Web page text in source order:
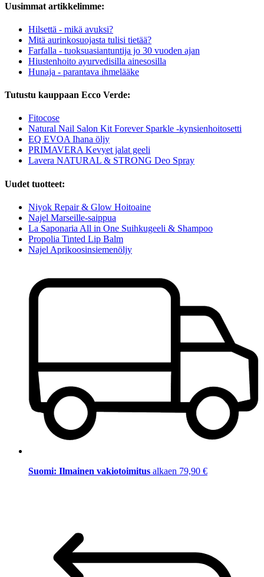
Uusimmat artikkelimme:
Hilsettä - mikä avuksi?
Mitä aurinkosuojasta tulisi tietää?
Farfalla - tuoksuasiantuntija jo 30 vuoden ajan
Hiustenhoito ayurvedisilla ainesosilla
Hunaja - parantava ihmelääke
Tutustu kauppaan Ecco Verde:
Fitocose
Natural Nail Salon Kit Forever Sparkle -kynsienhoitosetti
EQ EVOA Ihana öljy
PRIMAVERA Kevyet jalat geeli
Lavera NATURAL & STRONG Deo Spray
Uudet tuotteet:
Niyok Repair & Glow Hoitoaine
Najel Marseille-saippua
La Saponaria All in One Suihkugeeli & Shampoo
Propolia Tinted Lip Balm
Najel Aprikoosinsiemenöljy
Suomi: Ilmainen vakiotoimitus alkaen 79,90 €